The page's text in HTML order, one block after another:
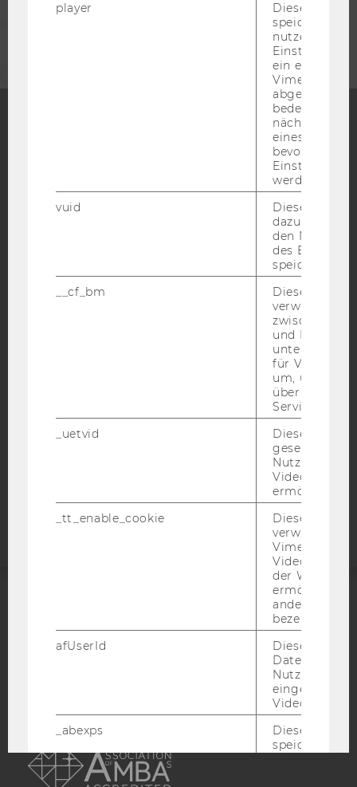
Blog
Bluesky
BARRIEREFREIHEITSERKLÄRUNG WEBSEITE
DATENSCHUTZERKLÄRUNG SOCIAL MEDIA
STUDIENBEWERBER*INNEN UND STUDIERENDE
Barrierefreiheitserklärung
Webseite
EQUIS
AMBA
player
Dieses Cookie
speichert
ein
Vimeo-Video
abgespielt
bedeutet,
nächsten
eines Vimeo-
bevorzugten
werden.
vuid
Dieser
dazu
den
des
speichern.
__cf_bm
Dieses
verwendet,
zwischen
und Bots zu
für Vimeo
um, um
über die
Service zu
_uetvid
Dieses
gesetzt, um
Nutzung des
Videoplayers
ermöglichen
_tt_enable_cookie
Dieses
verwendet,
Vimeo-
der WU-
ermöglichen
andere nicht
bezeichnete
afUserId
Dieses
Daten von
Videos
_abexps
Dieses Cookie
speichert